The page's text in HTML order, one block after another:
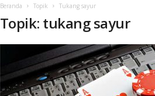
Beranda Topik Tukang sayur
Topik: tukang sayur